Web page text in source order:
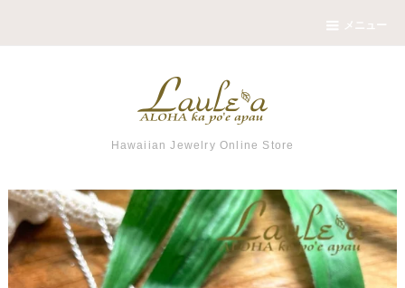
メニュー
Hawaiian Jewelry Online Store